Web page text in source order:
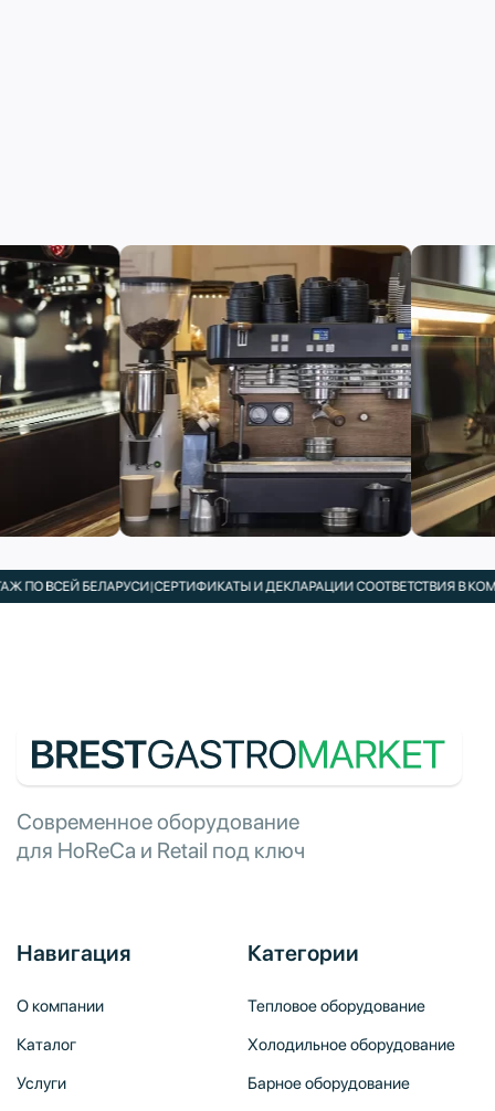
ВСЕЙ БЕЛАРУСИ|СЕРТИФИКАТЫ И ДЕКЛАРАЦИИ СООТВЕТСТВИЯ В
Современное оборудование
для HoReCa и Retail под ключ
Навигация
О компании
Каталог
Услуги
Категории
Тепловое оборудование
Холодильное оборудование
Барное оборудование